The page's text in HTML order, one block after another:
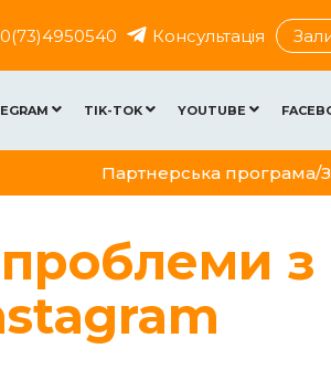
Консультація
TIK-TOK YOUTUBE
Партнерська програма/